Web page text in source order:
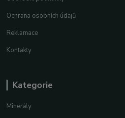
Ochrana osobních údajů
Reklamace
Kontakty
Kategorie
Minerály